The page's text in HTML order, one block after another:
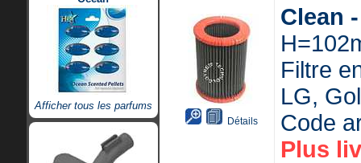
Afficher tous les parfums
Détails
Clean
Filtre
LG,
Code
Plus